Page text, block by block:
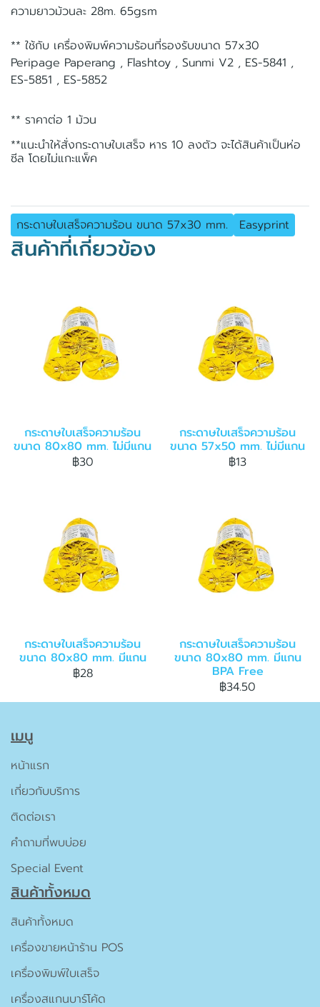
ความยาวม้วนละ 28m. 65gsm
** ใช้กับ เครื่องพิมพ์ความร้อนที่รองรับขนาด 57x30
Peripage Paperang , Flashtoy , Sunmi V2 , ES-5841 ,
ES-5851 , ES-5852
** ราคาต่อ 1 ม้วน
**แนะนำให้สั่งกระดาษใบเสร็จ หาร 10 ลงตัว จะได้สินค้าเป็นห่อ
ซีล โดยไม่แกะแพ็ค
กระดาษใบเสร็จความร้อน ขนาด 57x30 mm. Easyprint
สินค้าที่เกี่ยวข้อง
กระดาษใบเสร็จความร้อน
ขนาด 80x80 mm. ไม่มีแกน
฿30
กระดาษใบเสร็จความร้อน
ขนาด 57x50 mm. ไม่มีแกน
฿13
กระดาษใบเสร็จความร้อน
ขนาด 80x80 mm. มีแกน
฿28
กระดาษใบเสร็จความร้อน
ขนาด 80x80 mm. มีแกน
BPA Free
฿34.50
เมนู
หน้าแรก
เกี่ยวกับบริการ
ติดต่อเรา
คำถามที่พบบ่อย
Special Event
สินค้าทั้งหมด
สินค้าทั้งหมด
เครื่องขายหน้าร้าน POS
เครื่องพิมพ์ใบเสร็จ
เครื่องสแกนบาร์โค้ด